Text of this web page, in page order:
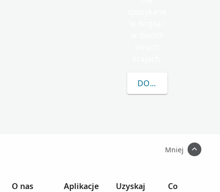
DOWIEDZ SIĘ WIĘCEJ
Mniej
O nas
Aplikacje
Uzyskaj
Co